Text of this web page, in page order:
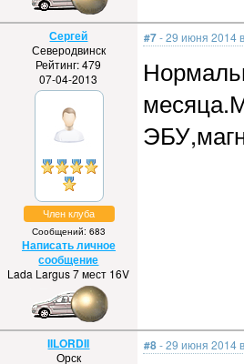
Сергей
Северодвинск
Рейтинг: 479
07-04-2013
Член клуба
Сообщений: 683
Написать личное
сообщение
Lada Largus 7 мест 16V
#7- 29 июня 2014
IILORDII
Орск
#8- 29 июня 2014